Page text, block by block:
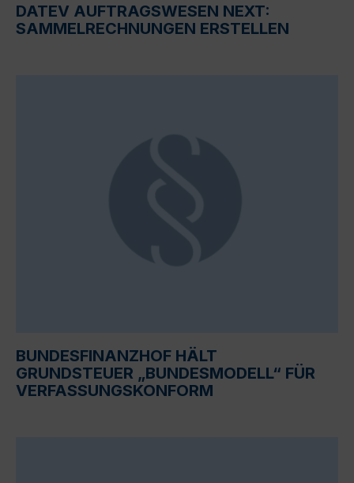
DATEV AUFTRAGSWESEN NEXT:
SAMMELRECHNUNGEN ERSTELLEN
BUNDESFINANZHOF HÄLT
GRUNDSTEUER „BUNDESMODELL“ FÜR
VERFASSUNGSKONFORM